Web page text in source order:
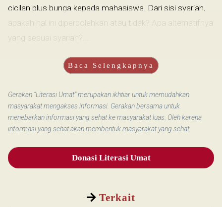
Terkait
cicilan plus bunga kepada mahasiswa. Dari sisi syariah,
apakah hal ini diperbolehkan atau tidak? Apa alternatifnya
yang sesuai syariah?...
Baca Selengkapnya
Gerakan “Literasi Umat” merupakan ikhtiar untuk memudahkan
masyarakat mengakses informasi. Gerakan bersama untuk
menebarkan informasi yang sehat ke masyarakat luas. Oleh karena
informasi yang sehat akan membentuk masyarakat yang sehat.
Donasi Literasi Umat